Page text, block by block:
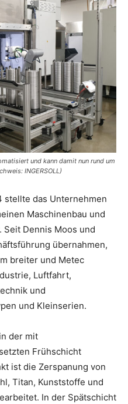
und kann damit nun rund um
INGERSOLL)
stellte das Unternehmen
Maschinenbau und
Dennis Moos und
übernahmen,
breiter und Metec
Luftfahrt,
und
und Kleinserien.
der mit
Frühschicht
ist die Zerspanung von
Titan, Kunststoffe und
In der Spätschicht